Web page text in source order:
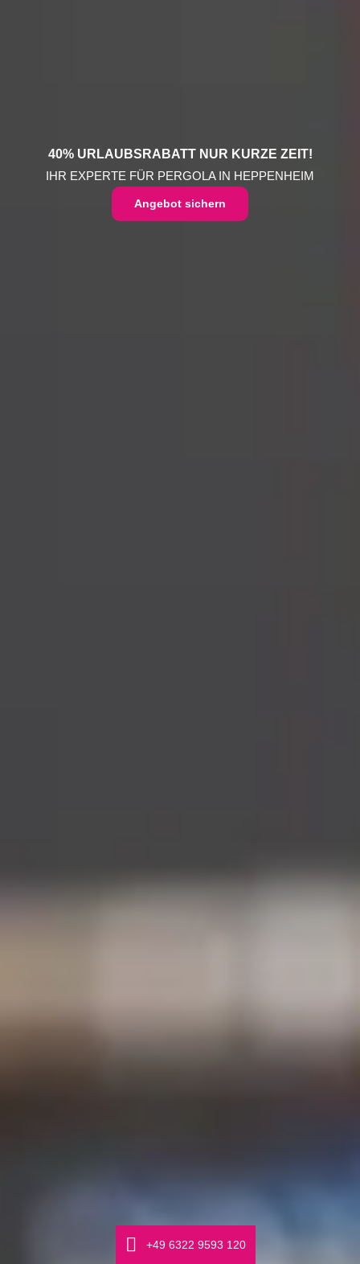
40% URLAUBSRABATT NUR KURZE ZEIT!
IHR EXPERTE FÜR PERGOLA IN HEPPENHEIM
Angebot sichern
+49 6322 9593 120